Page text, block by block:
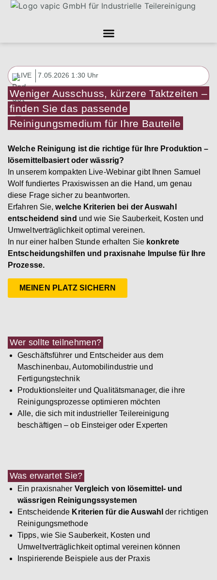
LIVE 7.05.2026 1:30 Uhr
Weniger Ausschuss, kürzere Taktzeiten –
finden Sie das passende
Reinigungsmedium für Ihre Bauteile
Welche Reinigung ist die richtige für Ihre Produktion –
lösemittelbasiert oder wässrig?
In unserem kompakten Live‑Webinar gibt Ihnen Samuel
Wolf fundiertes Praxiswissen an die Hand, um genau
diese Frage sicher zu beantworten.
Erfahren Sie,welche Kriterien bei der Auswahl
entscheidend sind und wie Sie Sauberkeit, Kosten und
Umweltverträglichkeit optimal vereinen.
In nur einer halben Stunde erhalten Sie konkrete
Entscheidungshilfen und praxisnahe Impulse für Ihre
Prozesse.
MEINEN PLATZ SICHERN
Wer sollte teilnehmen?
Geschäftsführer und Entscheider aus dem
Maschinenbau, Automobilindustrie und
Fertigungstechnik
Produktionsleiter und Qualitätsmanager, die ihre
Reinigungsprozesse optimieren möchten
Alle, die sich mit industrieller Teilereinigung
beschäftigen – ob Einsteiger oder Experten
Was erwartet Sie?
Ein praxisnaher Vergleich von lösemittel- und
wässrigen Reinigungssystemen
Entscheidende Kriterien für die Auswahl der richtigen
Reinigungsmethode
Tipps, wie Sie Sauberkeit, Kosten und
Umweltverträglichkeit optimal vereinen können
Inspirierende Beispiele aus der Praxis